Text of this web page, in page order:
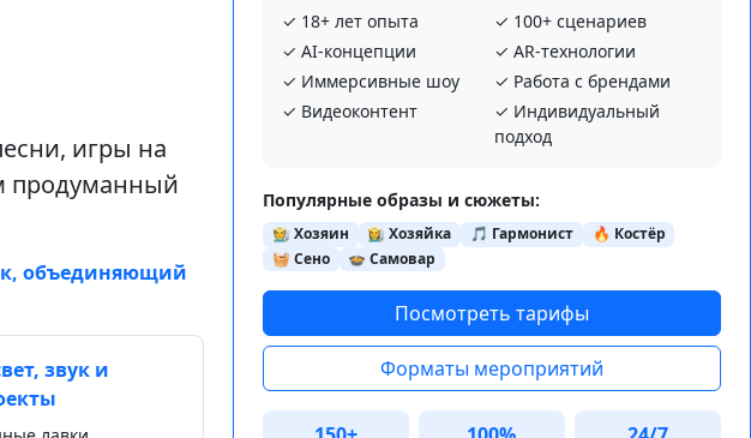
игры на
продуманный
объединяющий
звук и
✓ 18+ лет опыта
✓ 100+ сценариев
✓ AI‑концепции
✓ AR‑технологии
✓ Иммерсивные шоу
✓ Работа с брендами
✓ Видеоконтент
✓ Индивидуальный
подход
Популярные образы и сюжеты:
🧑‍🌾 Хозяин 👩‍🌾 Хозяйка 🎵 Гармонист
🔥 Костёр
🧺 Сено
🍲 Самовар
Посмотреть тарифы
Форматы мероприятий